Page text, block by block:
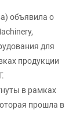
объявила о
для
продукции
в рамках
прошла в